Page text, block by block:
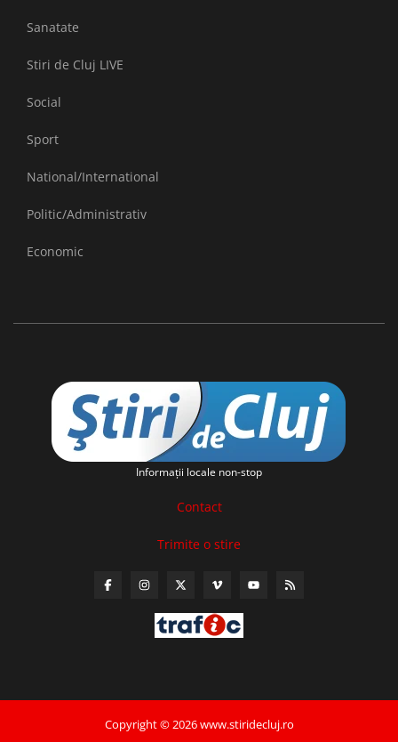
Sanatate
Stiri de Cluj LIVE
Social
Sport
National/International
Politic/Administrativ
Economic
Informaţii locale non-stop
Contact
Trimite o stire
Copyright © 2026 www.stiridecluj.ro